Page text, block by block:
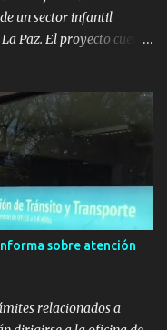
un sector infantil
Paz. El proyecto cuenta
de Canelones y del
La nueva
plataforma de 35 m por
Su destino será
patín, hockey, gimnasia y
a la pista, se
urbano (bancos de
de estas obras
sobre atención
relacionados a